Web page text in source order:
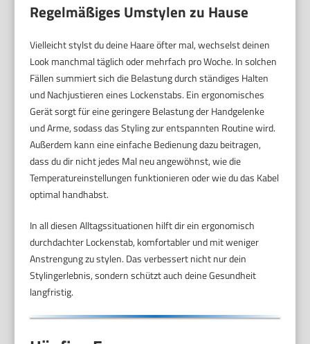
Regelmäßiges Umstylen zu Hause
Vielleicht stylst du deine Haare öfter mal, wechselst deinen
Look manchmal täglich oder mehrfach pro Woche. In solchen
Fällen summiert sich die Belastung durch ständiges Halten
und Nachjustieren eines Lockenstabs. Ein ergonomisches
Gerät sorgt für eine geringere Belastung der Handgelenke
und Arme, sodass das Styling zur entspannten Routine wird.
Außerdem kann eine einfache Bedienung dazu beitragen,
dass du dir nicht jedes Mal neu angewöhnst, wie die
Temperatureinstellungen funktionieren oder wie du das Kabel
optimal handhabst.
In all diesen Alltagssituationen hilft dir ein ergonomisch
durchdachter Lockenstab, komfortabler und mit weniger
Anstrengung zu stylen. Das verbessert nicht nur dein
Stylingerlebnis, sondern schützt auch deine Gesundheit
langfristig.